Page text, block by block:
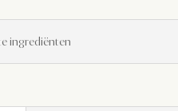
ingrediënten